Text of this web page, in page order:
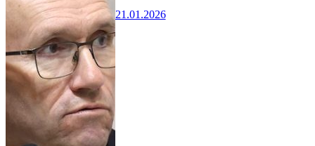
21.01.2026